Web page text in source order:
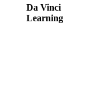
Da Vinci
Learning